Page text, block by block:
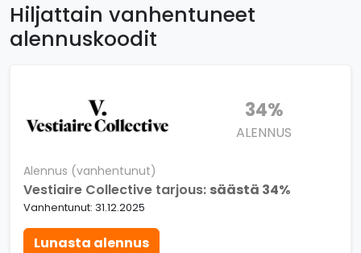
Hiljattain vanhentuneet
alennuskoodit
34%
ALENNUS
Alennus (vanhentunut)
Vestiaire Collective tarjous: säästä 34%
Vanhentunut: 31.12.2025
Lunasta alennus